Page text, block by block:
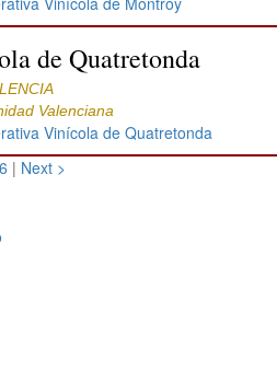
de Quatretonda
Valenciana
6 | Next >